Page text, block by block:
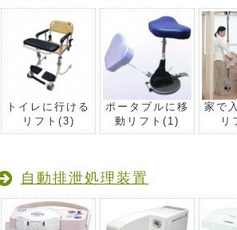
トイレに行ける
リフト (3)
ポータブルに移
動リフト (1)
家で
リ
自動排泄処理装置